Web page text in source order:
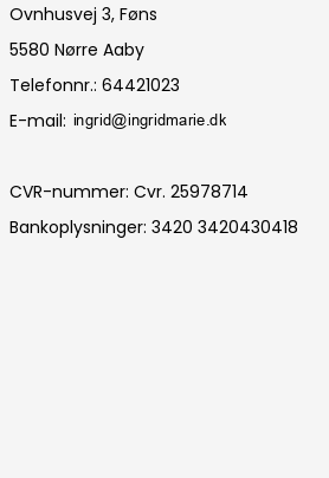
Ovnhusvej 3, Føns
5580 Nørre Aaby
Telefonnr.: 64421023
E-mail:
CVR-nummer: Cvr. 25978714
Bankoplysninger: 3420 3420430418